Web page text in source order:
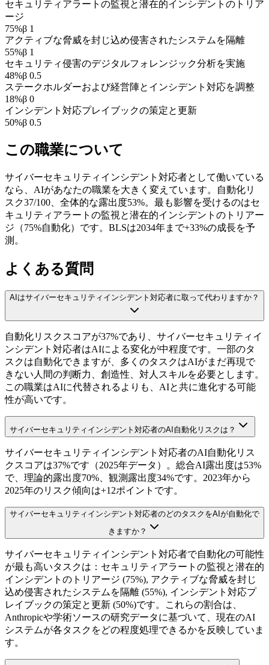
セキュリティアラートの監視と潜在的インシデントのトリア
ージ
75%β 1
アクティブな脅威を封じ込め侵害されたシステムを隔離
55%β 1
セキュリティ侵害のデジタルフォレンジック分析を実施
48%β 0.5
ステークホルダーおよび経営陣とインシデント対応を調整
18%β 0
インシデント対応プレイブックの策定と更新
50%β 0.5
この職業について
サイバーセキュリティインシデント対応者として働いている
なら、AIがあなたの職業を大きく変えています。自動化リ
スク37/100、全体的な露出度53%。最も影響を受けるのはセ
キュリティアラートの監視と潜在的インシデントのトリアー
ジ（75%自動化）です。BLSは2034年まで+33%の成長を予
測。
よくある質問
AIはサイバーセキュリティインシデント対応者に取って代わりますか？
自動化リスクスコアが37%であり、サイバーセキュリティイ
ンシデント対応者はAIによる変化が中程度です。一部のタ
スクは自動化できますが、多くのタスクはAIがまだ再現で
きない人間の判断力、創造性、対人スキルを必要とします。
この職業はAIに代替されるよりも、AIと共に進化する可能
性が高いです。
サイバーセキュリティインシデント対応者のAI自動化リスクは？
サイバーセキュリティインシデント対応者のAI自動化リス
クスコアは37%です（2025年データ）。総合AI露出度は53%
で、理論的露出度70%、観測露出度34%です。2023年から
2025年のリスク傾向は+12ポイントです。
サイバーセキュリティインシデント対応者のどのタスクをAIが自動化で
きますか？
サイバーセキュリティインシデント対応者で自動化の可能性
が最も高いタスクは：セキュリティアラートの監視と潜在的
インシデントのトリアージ (75%), アクティブな脅威を封じ
込め侵害されたシステムを隔離 (55%), インシデント対応プ
レイブックの策定と更新 (50%)です。これらの割合は、
Anthropicや学術ソースの研究データに基づいて、現在のAI
システムが各タスクをどの程度処理できるかを反映していま
す。